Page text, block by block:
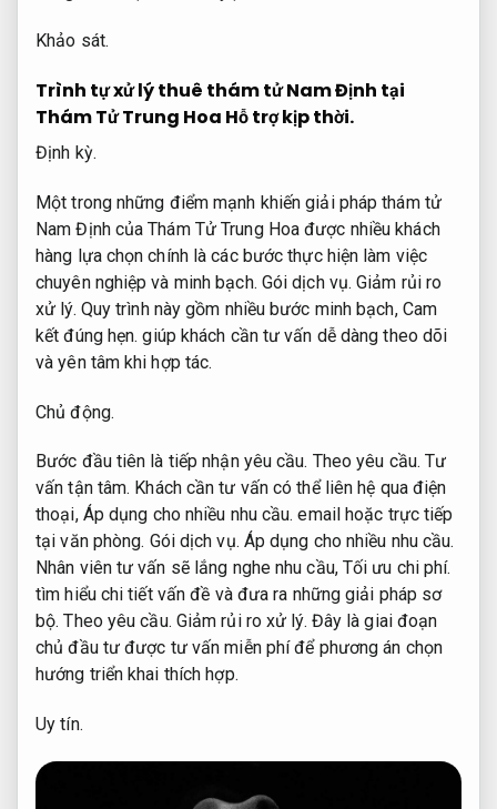
Khảo sát.
Trình tự xử lý thuê thám tử Nam Định tại
Thám Tử Trung Hoa Hỗ trợ kịp thời.
Định kỳ.
Một trong những điểm mạnh khiến giải pháp thám tử
Nam Định của Thám Tử Trung Hoa được nhiều khách
hàng lựa chọn chính là các bước thực hiện làm việc
chuyên nghiệp và minh bạch. Gói dịch vụ. Giảm rủi ro
xử lý. Quy trình này gồm nhiều bước minh bạch, Cam
kết đúng hẹn. giúp khách cần tư vấn dễ dàng theo dõi
và yên tâm khi hợp tác.
Chủ động.
Bước đầu tiên là tiếp nhận yêu cầu. Theo yêu cầu. Tư
vấn tận tâm. Khách cần tư vấn có thể liên hệ qua điện
thoại, Áp dụng cho nhiều nhu cầu. email hoặc trực tiếp
tại văn phòng. Gói dịch vụ. Áp dụng cho nhiều nhu cầu.
Nhân viên tư vấn sẽ lắng nghe nhu cầu, Tối ưu chi phí.
tìm hiểu chi tiết vấn đề và đưa ra những giải pháp sơ
bộ.Theo yêu cầu. Giảm rủi ro xử lý. Đây là giai đoạn
chủ đầu tư được tư vấn miễn phí để phương án chọn
hướng triển khai thích hợp.
Uy tín.